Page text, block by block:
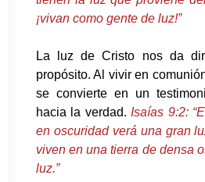
¡vivan como gente de luz!”
La luz de Cristo nos da
propósito. Al vivir en
se convierte en un
hacia la verdad. Isaías 9:2:
en oscuridad verá una gran
viven en una tierra de densa
luz.”